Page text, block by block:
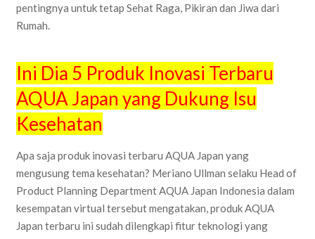
pentingnya untuk tetap Sehat Raga, Pikiran dan Jiwa dari
Rumah.
Ini Dia 5 Produk Inovasi Terbaru
AQUA Japan yang Dukung Isu
Kesehatan
Apa saja produk inovasi terbaru AQUA Japan yang
mengusung tema kesehatan? Meriano Ullman selaku Head of
Product Planning Department AQUA Japan Indonesia dalam
kesempatan virtual tersebut mengatakan, produk AQUA
Japan terbaru ini sudah dilengkapi fitur teknologi yang